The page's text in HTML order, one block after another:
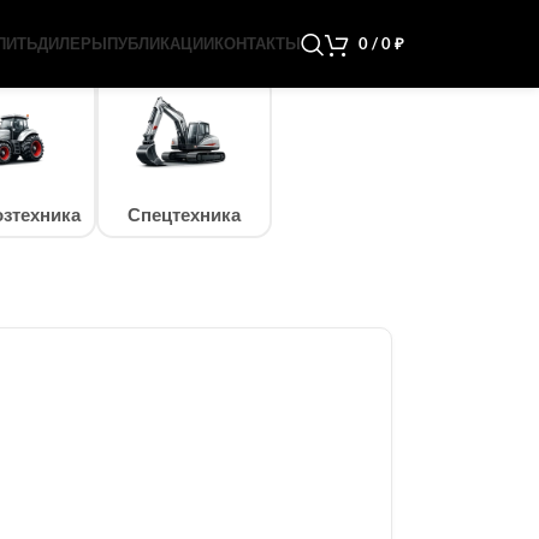
ДИЛЕРЫПУБЛИКАЦИИКОНТАКТЫ 0/0₽
Спецтехника